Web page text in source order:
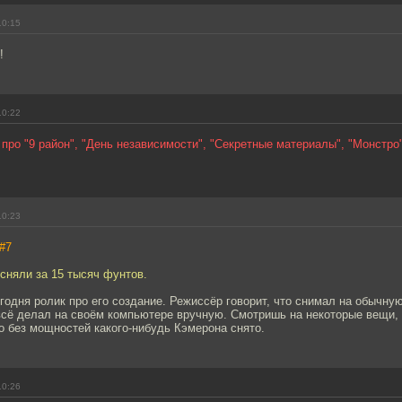
про "9 район", "День независимости", "Секретные материалы",
#7
за 15 тысяч фунтов.
ролик про его создание. Режиссёр говорит, что снимал на
делал на своём компьютере вручную. Смотришь на некоторые вещи,
без мощностей какого-нибудь Кэмерона снято.